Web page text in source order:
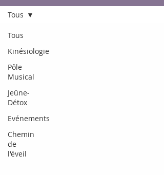
Tous
Kinésiologie
Pôle
Musical
Jeûne-
Détox
Evénements
Chemin
de
l'éveil
Tous